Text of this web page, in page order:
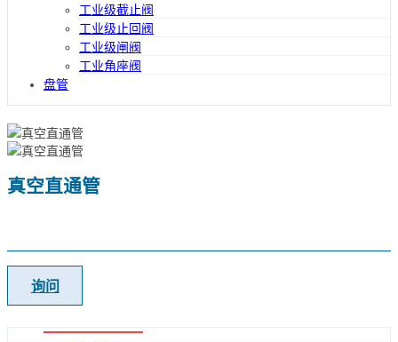
工业级截止阀
工业级止回阀
工业级闸阀
工业角座阀
盘管
真空直通管
询问